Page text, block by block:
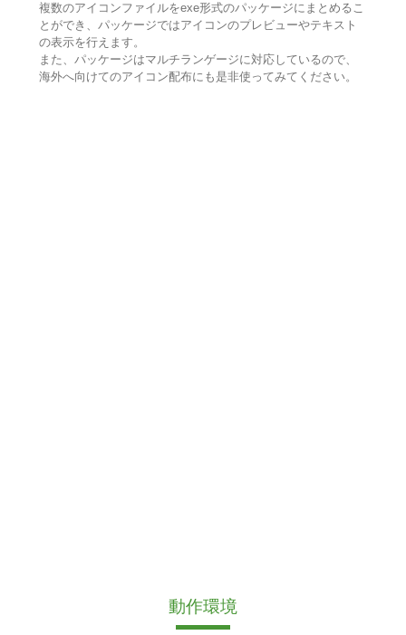
複数のアイコンファイルをexe形式のパッケージにまとめるこ
とができ、パッケージではアイコンのプレビューやテキスト
の表示を行えます。
また、パッケージはマルチランゲージに対応しているので、
海外へ向けてのアイコン配布にも是非使ってみてください。
動作環境